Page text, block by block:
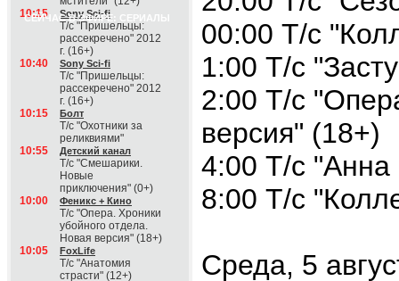
СЕЙЧАС В ЭФИРЕ: СЕРИАЛЫ
10:15 Sony Sci-fi
Т/с "Пришельцы:
рассекречено" 2012
г. (16+)
10:40
Sony Sci-fi
Т/с "Пришельцы:
рассекречено" 2012
г. (16+)
10:15
Болт
Т/с "Охотники за
реликвиями"
10:55
Детский канал
Т/с "Смешарики.
Новые
приключения" (0+)
10:00
Феникс + Кино
Т/с "Опера. Хроники
убойного отдела.
Новая версия" (18+)
10:05
FoxLife
Т/с "Анатомия
страсти" (12+)
00:00 Т/с
1:00 Т/с
2:00 Т/с
версия" (18+)
4:00 Т/с
8:00 Т/с
Среда, 5